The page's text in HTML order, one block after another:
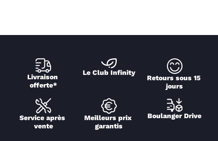
Livraison
offerte*
Le Club Infinity
Retours sous 15
jours
Service après
vente
Meilleurs prix
garantis
Boulanger Drive